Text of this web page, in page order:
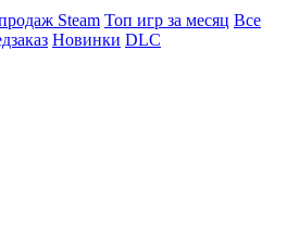
Steam Топ игр за месяц Все
Новинки DLC